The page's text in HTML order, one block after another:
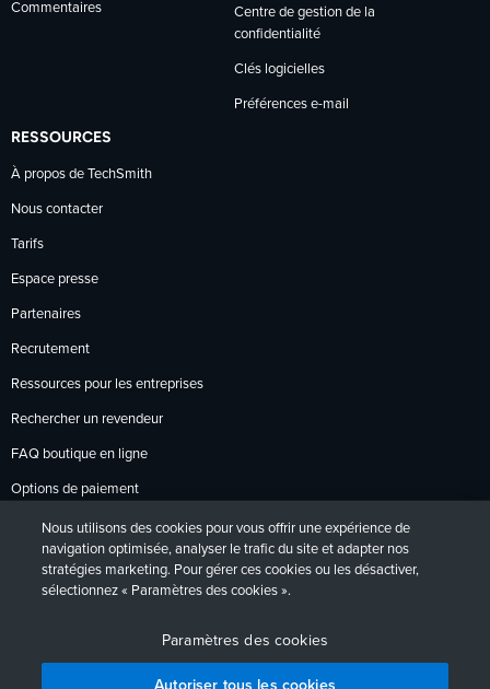
Commentaires
Centre de gestion de la
confidentialité
Clés logicielles
Préférences e-mail
RESSOURCES
À propos de TechSmith
Nous contacter
Tarifs
Espace presse
Partenaires
Recrutement
Ressources pour les entreprises
Rechercher un revendeur
FAQ boutique en ligne
Options de paiement
Politique de retour
DeutschFrançais Español日本語
Nous utilisons des cookies pour vous offrir une expérience de
navigation optimisée, analyser le trafic du site et adapter nos
stratégies marketing. Pour gérer ces cookies ou les désactiver,
sélectionnez « Paramètres des cookies ».
Paramètres des cookies
Autoriser tous les cookies